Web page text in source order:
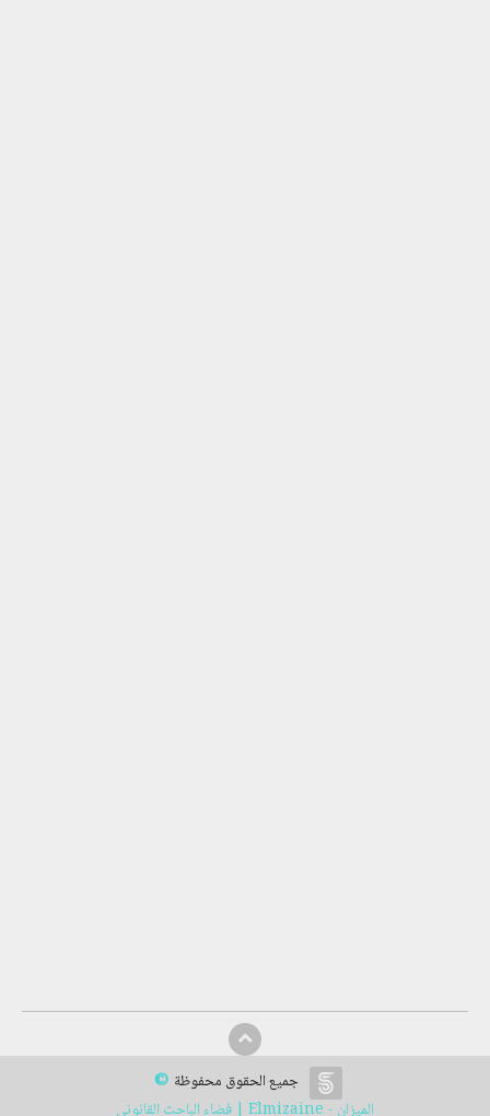
جميع الحقوق محفوظة ©
الميزان - Elmizaine | فضاء الباحث القانوني